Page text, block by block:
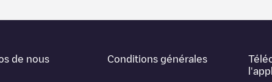
web pour trier les stations de recharge deBlack Mountain
en
souhaitez simplement connaître l'emplacement des bornes de
de nous Conditions générales